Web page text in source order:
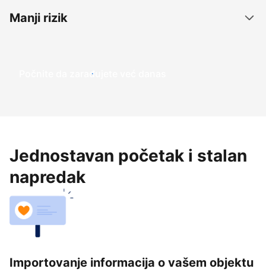
Manji rizik
Počnite da zarađujete već danas
Jednostavan početak i stalan
napredak
Importovanje informacija o vašem objektu